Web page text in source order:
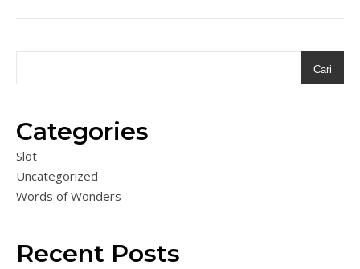
Cari
Categories
Slot
Uncategorized
Words of Wonders
Recent Posts